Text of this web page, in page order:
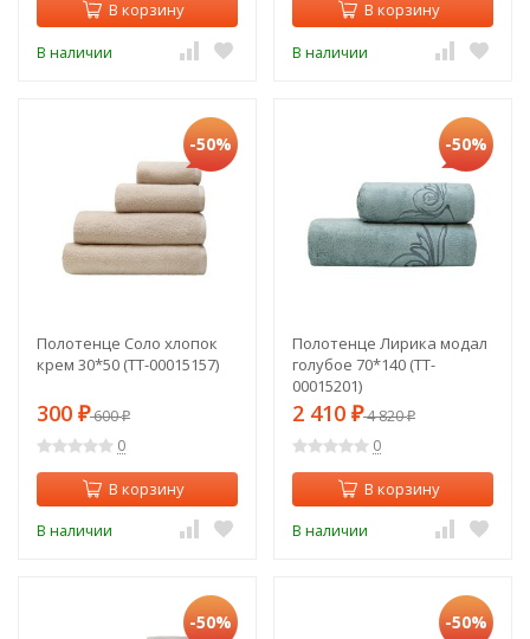
В корзину
В наличии
В корзину
В наличии
-50%
Полотенце Соло хлопок
крем 30*50 (TT-00015157)
300 ₽600₽
0
В корзину
В наличии
-50%
Полотенце Лирика модал
голубое 70*140 (TT-
00015201)
2 410 ₽4 820₽
0
В корзину
В наличии
-50% -50%